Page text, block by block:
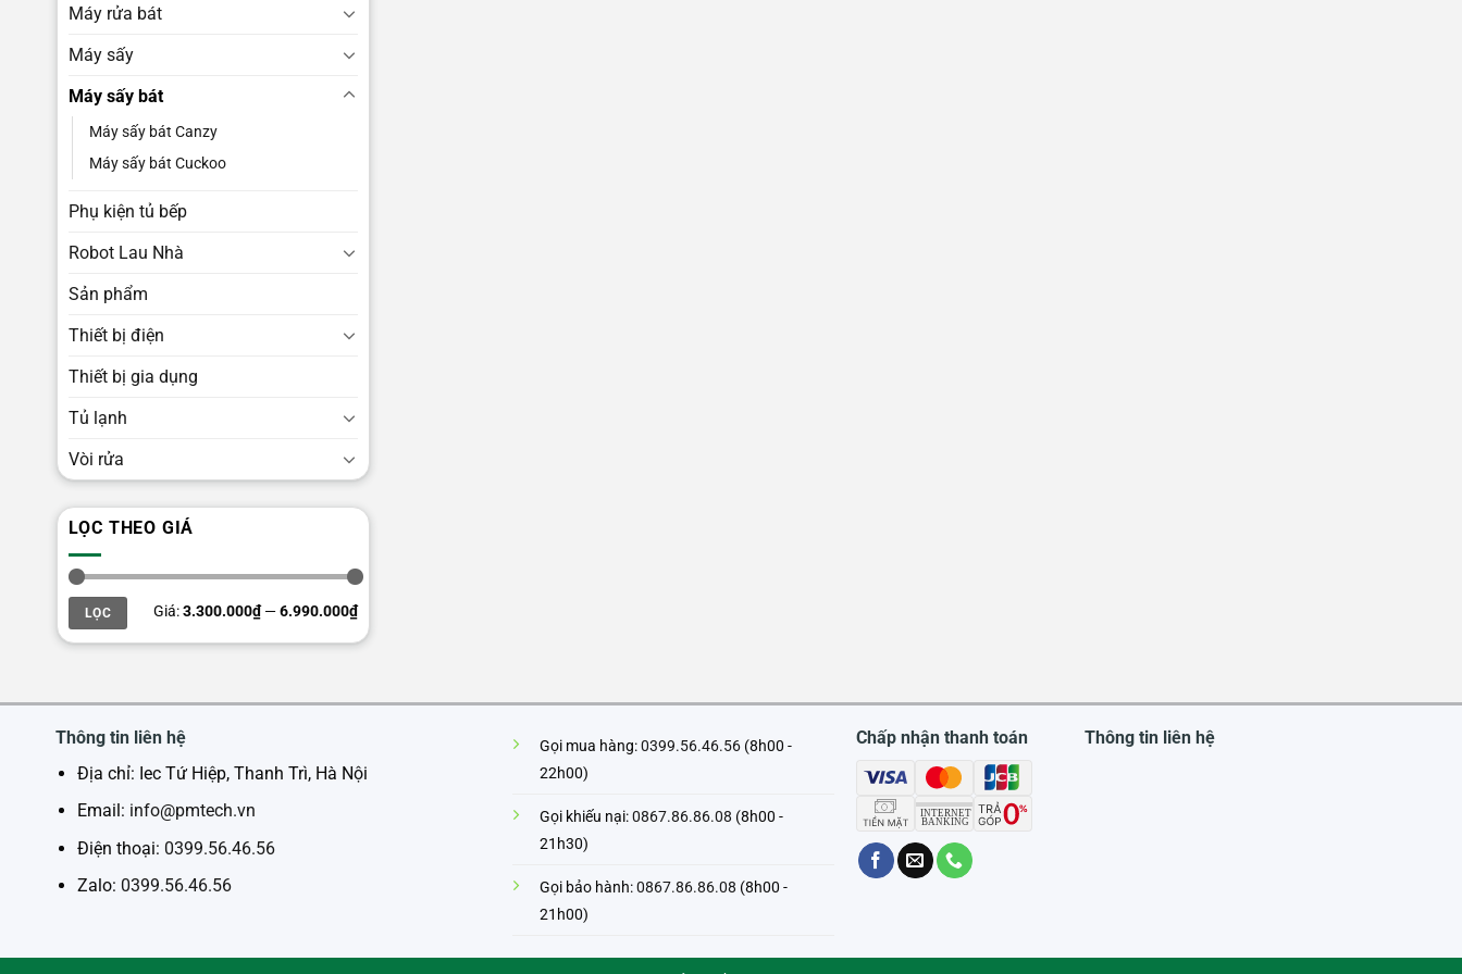
Máy rửa bát
Máy sấy
Máy sấy bát
Máy sấy bát Canzy
Máy sấy bát Cuckoo
Phụ kiện tủ bếp
Robot Lau Nhà
Sản phẩm
Thiết bị điện
Thiết bị gia dụng
Tủ lạnh
Vòi rửa
LỌC THEO GIÁ
Giá
thấp
nhất
Giá
cao
nhất
LỌC Giá:3.300.000₫—6.990.000₫
Thông tin liên hệ
Địa chỉ: Iec Tứ Hiệp, Thanh Trì, Hà Nội
Email: info@pmtech.vn
Điện thoại: 0399.56.46.56
Zalo: 0399.56.46.56
Gọi mua hàng:0399.56.46.56 (8h00 -
22h00)
Gọi khiếu nại:0867.86.86.08 (8h00 -
21h30)
Gọi bảo hành:0867.86.86.08 (8h00 -
21h00)
Chấp nhận thanh toán Thông tin liên hệ